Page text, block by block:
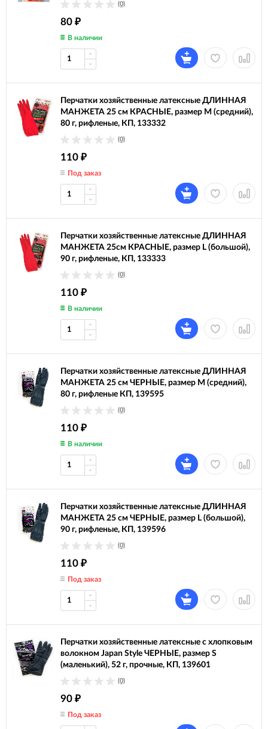
(0)
80 ₽
В наличии
Перчатки хозяйственные латексные ДЛИННАЯ
МАНЖЕТА 25 см КРАСНЫЕ, размер M (средний),
80 г, рифленые, КП, 133332
(0)
110 ₽
Под заказ
Перчатки хозяйственные латексные ДЛИННАЯ
МАНЖЕТА 25см КРАСНЫЕ, размер L (большой),
90 г, рифленые, КП, 133333
(0)
110 ₽
В наличии
Перчатки хозяйственные латексные ДЛИННАЯ
МАНЖЕТА 25 см ЧЕРНЫЕ, размер M (средний),
80 г, рифленые КП, 139595
(0)
110 ₽
В наличии
Перчатки хозяйственные латексные ДЛИННАЯ
МАНЖЕТА 25 см ЧЕРНЫЕ, размер L (большой),
90 г, рифленые, КП, 139596
(0)
110 ₽
Под заказ
Перчатки хозяйственные латексные с хлопковым
волокном Japan Style ЧЕРНЫЕ, размер S
(маленький), 52 г, прочные, КП, 139601
(0)
90 ₽
Под заказ